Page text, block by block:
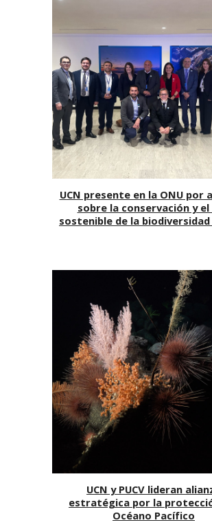
UCN presente en la ONU por
sobre la conservación y el
sostenible de la
UCN y PUCV lideran
estratégica por la
Océano Pacífico